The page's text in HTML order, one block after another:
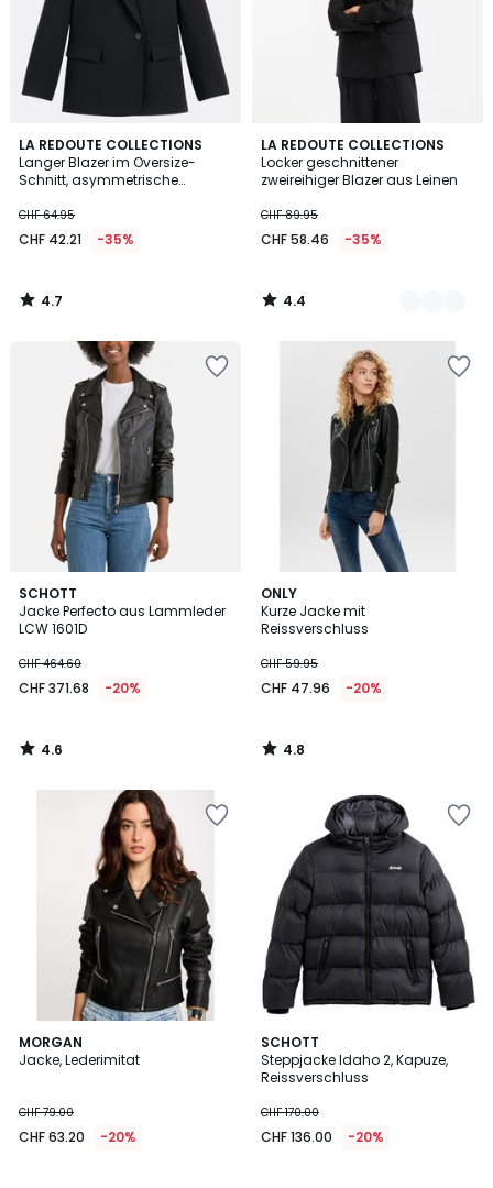
LA REDOUTE COLLECTIONS
Langer Blazer im Oversize-
Schnitt, asymmetrische
CHF 64.95
CHF 42.21 -35%
4.7
/ 5
4.7
/
LA REDOUTE COLLECTIONS
Locker geschnittener
zweireihiger Blazer aus Leinen
CHF 89.95
CHF 58.46 -35%
4.4
/ 5
4
Farben
4.4
/
SCHOTT
Jacke Perfecto aus Lammleder
LCW 1601D
CHF 464.60
CHF 371.68 -20%
4.6
/ 5
4.6
/
ONLY
Kurze Jacke mit
Reissverschluss
CHF 59.95
CHF 47.96 -20%
4.8
/ 5
4.8
/
MORGAN
Jacke, Lederimitat
CHF 79.00
CHF 63.20 -20%
4.8
/ 5
SCHOTT
Steppjacke Idaho 2, Kapuze,
Reissverschluss
CHF 170.00
CHF 136.00 -20%
4.5
/ 5
3
Farben